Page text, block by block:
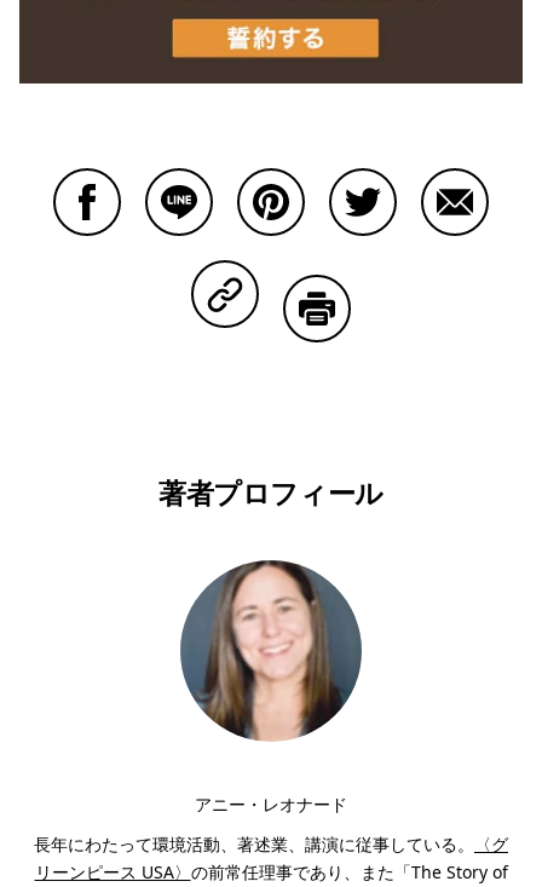
Copy Linkで共有する
著者プロフィール
アニー・レオナード
長年にわたって環境活動、著述業、講演に従事している。
〈グ
リーンピース USA〉 の前常任理事であり、また「The Story of